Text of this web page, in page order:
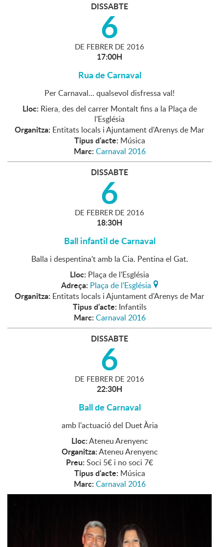
DISSABTE
6
DE FEBRER DE 2016
17:00H
Rua de Carnaval
Per Carnaval... qualsevol disfressa val!
Lloc: Riera, des del carrer Montalt fins a la Plaça de
l'Església
Organitza: Entitats locals i Ajuntament d'Arenys de Mar
Tipus d'acte: Música
Marc: Carnaval 2016
DISSABTE
6
DE FEBRER DE 2016
18:30H
Ball infantil de Carnaval
Balla i despentina't amb la Cia. Pentina el Gat.
Lloc: Plaça de l'Església
Adreça: Plaça de l'Església
Organitza: Entitats locals i Ajuntament d'Arenys de Mar
Tipus d'acte: Infantils
Marc: Carnaval 2016
DISSABTE
6
DE FEBRER DE 2016
22:30H
Ball de Carnaval
amb l'actuació del Duet Ària
Lloc:Ateneu Arenyenc
Organitza:Ateneu Arenyenc
Preu: Soci 5€ i no soci 7€
Tipus d'acte: Música
Marc: Carnaval 2016